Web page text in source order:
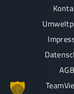
AGB